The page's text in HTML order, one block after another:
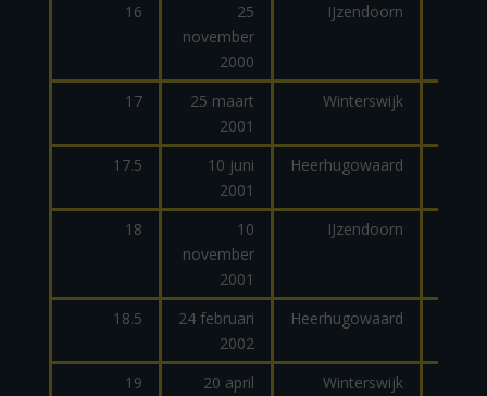
16
25
november
2000
IJzendoorn
17
25 maart
2001
Winterswijk
17.5
10 juni
2001
Heerhugowaard
18
10
november
2001
IJzendoorn
18.5
24 februari
2002
Heerhugowaard
19
20 april
Winterswijk